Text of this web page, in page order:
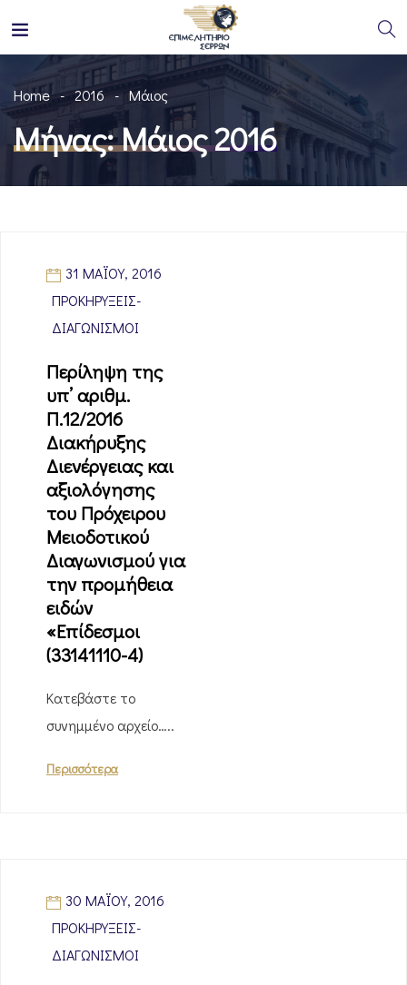
Home 2016 Μάιος
Μήνας:Μάιος 2016
31 ΜΑΪ́ΟΥ, 2016
ΠΡΟΚΗΡΎΞΕΙΣ-
ΔΙΑΓΩΝΙΣΜΟΊ
Περίληψη της
υπ’ αριθμ.
Π.12/2016
Διακήρυξης
Διενέργειας και
αξιολόγησης
του Πρόχειρου
Μειοδοτικού
Διαγωνισμού για
την προμήθεια
ειδών
«Επίδεσμοι
(33141110-4)
Κατεβάστε το
συνημμένο αρχείο…..
Περισσότερα
30 ΜΑΪ́ΟΥ, 2016
ΠΡΟΚΗΡΎΞΕΙΣ-
ΔΙΑΓΩΝΙΣΜΟΊ